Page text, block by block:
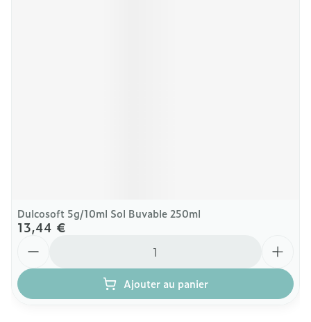
Dulcosoft 5g/10ml Sol Buvable 250ml
13,44 €
Ajouter au panier